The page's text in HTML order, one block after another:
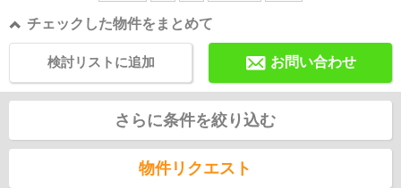
チェックした物件をまとめて
お問い合わせ
検討リストに追加
さらに条件を絞り込む
物件リクエスト